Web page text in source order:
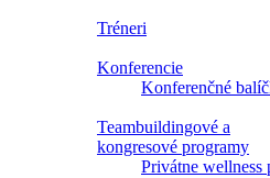
Tréneri
Konferencie
Konferenčné
Teambuildingové a
kongresové programy
Privátne wellness